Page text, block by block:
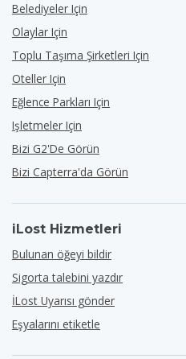
Belediyeler Için
Olaylar Için
Toplu Taşıma Şirketleri Için
Oteller Için
Eğlence Parkları Için
Işletmeler Için
Bizi G2'de Görün
Bizi Capterra'da Görün
iLost Hizmetleri
Bulunan öğeyi bildir
Sigorta talebini yazdır
İLost Uyarısı gönder
Eşyalarını etiketle